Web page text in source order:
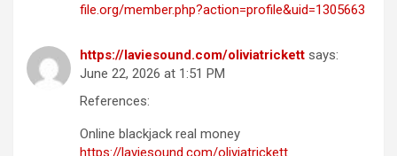
file.org/member.php?action=profile&uid=1305663
https://laviesound.com/oliviatrickett says:
June 22, 2026 at 1:51 PM
References:
Online blackjack real money
https://laviesound.com/oliviatrickett